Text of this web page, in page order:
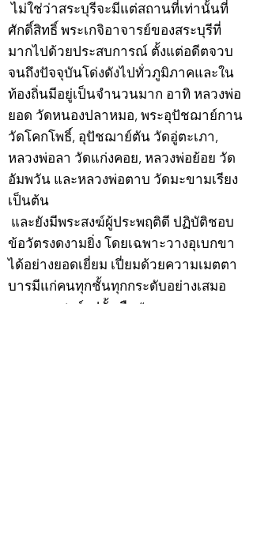
ไม่ใช่ว่าสระบุรีจะมีแต่สถานที่เท่านั้นที่
ศักดิ์สิทธิ์ พระเกจิอาจารย์ของสระบุรีที่
มากไปด้วยประสบการณ์ ตั้งแต่อดีตจวบ
จนถึงปัจจุบันโด่งดังไปทั่วภูมิภาคและใน
ท้องถิ่นมีอยู่เป็นจำนวนมาก อาทิ หลวงพ่อ
ยอด วัดหนองปลาหมอ, พระอุปัชฌาย์กาน
วัดโคกโพธิ์, อุปัชฌาย์ตัน วัดอู่ตะเภา,
หลวงพ่อลา วัดแก่งคอย, หลวงพ่อย้อย วัด
อัมพวัน และหลวงพ่อตาบ วัดมะขามเรียง
เป็นต้น
และยังมีพระสงฆ์ผู้ประพฤติดี ปฏิบัติชอบ
ข้อวัตรงดงามยิ่ง โดยเฉพาะวางอุเบกขา
ได้อย่างยอดเยี่ยม เปี่ยมด้วยความเมตตา
บารมีแก่คนทุกชั้นทุกกระดับอย่างเสมอ
ภาค พระสงฆ์รูปนั้นคือ “พระครูอรรถธร